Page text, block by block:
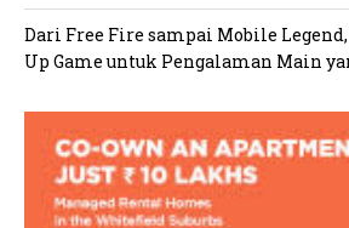
Dari Free Fire sampai Mobile
Up Game untuk Pengalaman Main